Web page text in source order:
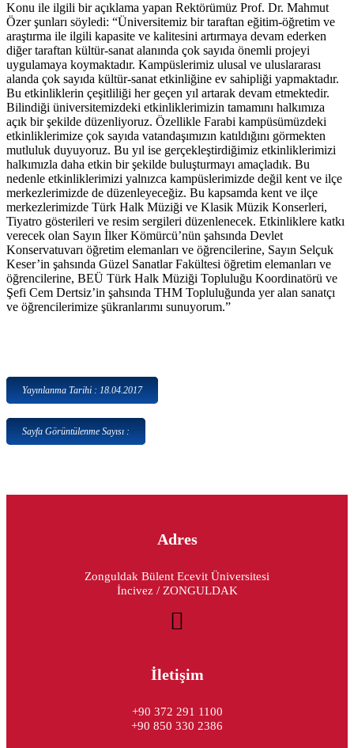
Konu ile ilgili bir açıklama yapan Rektörümüz Prof. Dr. Mahmut
Özer şunları söyledi: “Üniversitemiz bir taraftan eğitim-öğretim ve
araştırma ile ilgili kapasite ve kalitesini artırmaya devam ederken
diğer taraftan kültür-sanat alanında çok sayıda önemli projeyi
uygulamaya koymaktadır. Kampüslerimiz ulusal ve uluslararası
alanda çok sayıda kültür-sanat etkinliğine ev sahipliği yapmaktadır.
Bu etkinliklerin çeşitliliği her geçen yıl artarak devam etmektedir.
Bilindiği üniversitemizdeki etkinliklerimizin tamamını halkımıza
açık bir şekilde düzenliyoruz. Özellikle Farabi kampüsümüzdeki
etkinliklerimize çok sayıda vatandaşımızın katıldığını görmekten
mutluluk duyuyoruz. Bu yıl ise gerçekleştirdiğimiz etkinliklerimizi
halkımızla daha etkin bir şekilde buluşturmayı amaçladık. Bu
nedenle etkinliklerimizi yalnızca kampüslerimizde değil kent ve ilçe
merkezlerimizde de düzenleyeceğiz. Bu kapsamda kent ve ilçe
merkezlerimizde Türk Halk Müziği ve Klasik Müzik Konserleri,
Tiyatro gösterileri ve resim sergileri düzenlenecek. Etkinliklere katkı
verecek olan Sayın İlker Kömürcü’nün şahsında Devlet
Konservatuvarı öğretim elemanları ve öğrencilerine, Sayın Selçuk
Keser’in şahsında Güzel Sanatlar Fakültesi öğretim elemanları ve
öğrencilerine, BEÜ Türk Halk Müziği Topluluğu Koordinatörü ve
Şefi Cem Dertsiz’in şahsında THM Topluluğunda yer alan sanatçı
ve öğrencilerimize şükranlarımı sunuyorum.”
Yayınlanma Tarihi : 18.04.2017
Sayfa Görüntülenme Sayısı :
Adres
Zonguldak Bülent Ecevit Üniversitesi
İncivez / ZONGULDAK
İletişim
+90 372 291 1100
+90 850 330 2386